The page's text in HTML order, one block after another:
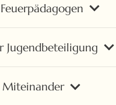
Jugendbeteiligung
Miteinander